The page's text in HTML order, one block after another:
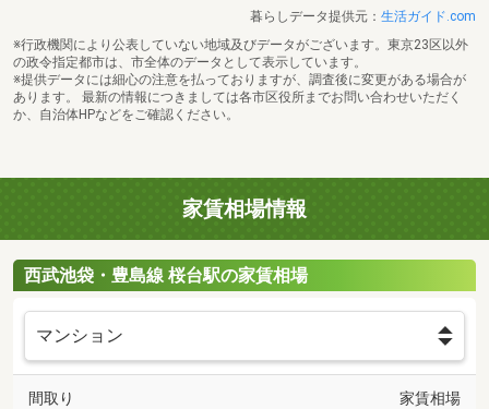
暮らしデータ提供元： 生活ガイド.com
※行政機関により公表していない地域及びデータがございます。東京23区以外
の政令指定都市は、市全体のデータとして表示しています。
※提供データには細心の注意を払っておりますが、調査後に変更がある場合が
あります。 最新の情報につきましては各市区役所までお問い合わせいただく
か、自治体HPなどをご確認ください。
家賃相場情報
西武池袋・豊島線 桜台駅の家賃相場
間取り 家賃相場